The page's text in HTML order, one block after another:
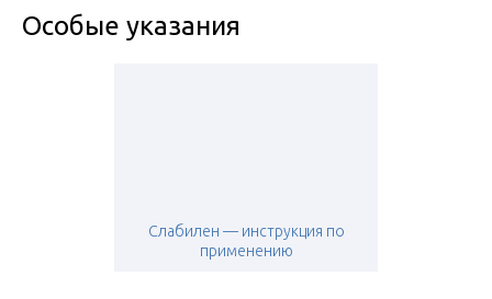
Особые указания
Слабилен — инструкция по
применению